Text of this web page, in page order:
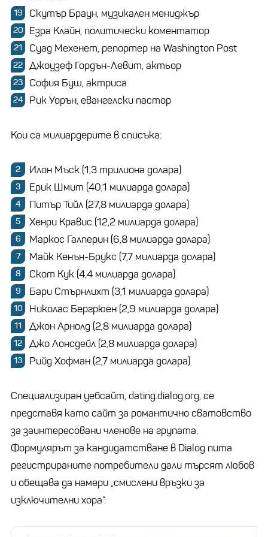
Скутър Браун, музикален мениджър
Езра Клайн, политически коментатор
Суад Мехенет, репортер на Washington Post
Джоузеф Гордън-Левит, актьор
София Буш, актриса
Рик Уорън, евангелски пастор
Кои са милиардерите в списъка:
Илон Мъск (1,3 трилиона долара)
Ерик Шмит (40,1 милиарда долара)
Питър Тийл (27,8 милиарда долара)
Хенри Кравис (12,2 милиарда долара)
Маркос Галперин (6,8 милиарда долара)
Майк Кенън-Брукс (7,7 милиарда долара)
Скот Кук (4,4 милиарда долара)
Бари Стърнлихт (3,1 милиарда долара)
Николас Бергрюен (2,9 милиарда долара)
Джон Арнолд (2,8 милиарда долара)
Джо Лонсдейл (2,8 милиарда долара)
Рийд Хофман (2,7 милиарда долара)
Специализиран уебсайт, dating.dialog.org, се
представя като сайт за романтично сватовство
за заинтересовани членове на групата.
Формулярът за кандидатстване в Dialog пита
регистрираните потребители дали търсят любов
и обещава да намери „смислени връзки за
изключителни хора“.